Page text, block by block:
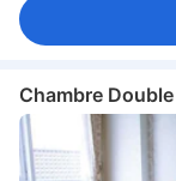
Chambre